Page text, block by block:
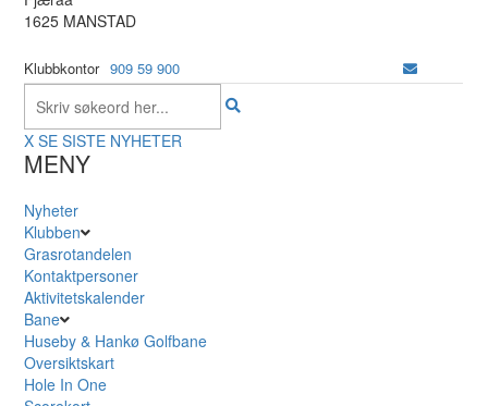
1625 MANSTAD
Klubbkontor 909 59 900
X SE SISTE NYHETER
MENY
Nyheter
Klubben
Grasrotandelen
Kontaktpersoner
Aktivitetskalender
Bane
Huseby & Hankø Golfbane
Oversiktskart
Hole In One